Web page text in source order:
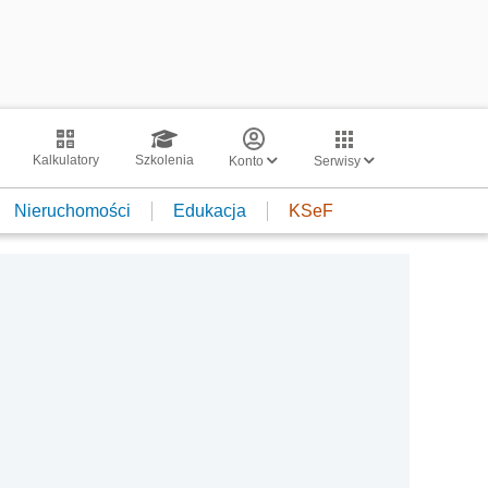
Kalkulatory Szkolenia Konto Serwisy
Nieruchomości Edukacja KSeF